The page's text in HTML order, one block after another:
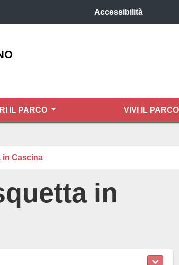
Accessibilità
IL PARCO VIVI IL PARCO
in Cascina
in